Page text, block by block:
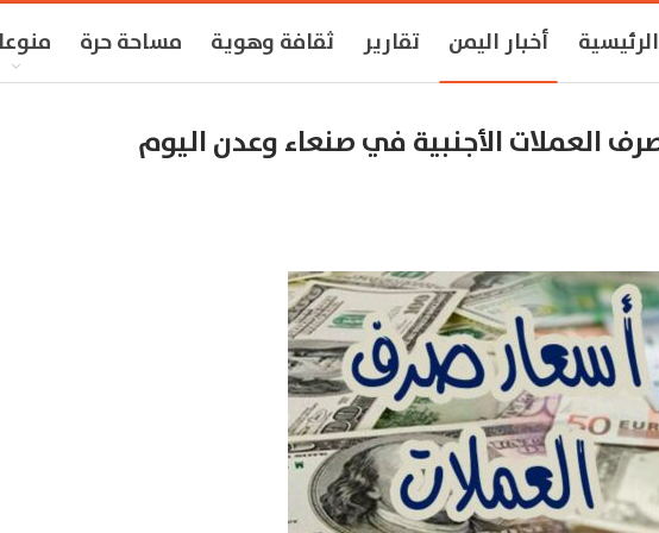
الرئيسية أخبار اليمن تقارير ثقافة وهوية مساحة حرة
العملات الأجنبية في صنعاء وعدن اليوم